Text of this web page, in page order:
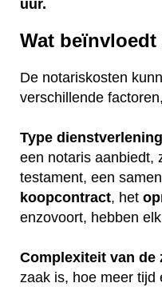
uur.
Wat
De notariskosten
verschillende
Type dienstverlening
een notaris aanbiedt,
testament, een
koopcontract, het
enzovoort, hebben
Complexiteit van de
zaak is, hoe meer tijd